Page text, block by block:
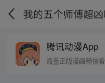
腾讯动漫App
海量正版漫画畅快看